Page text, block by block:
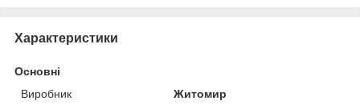
Характеристики
Основні
Виробник
Житомир